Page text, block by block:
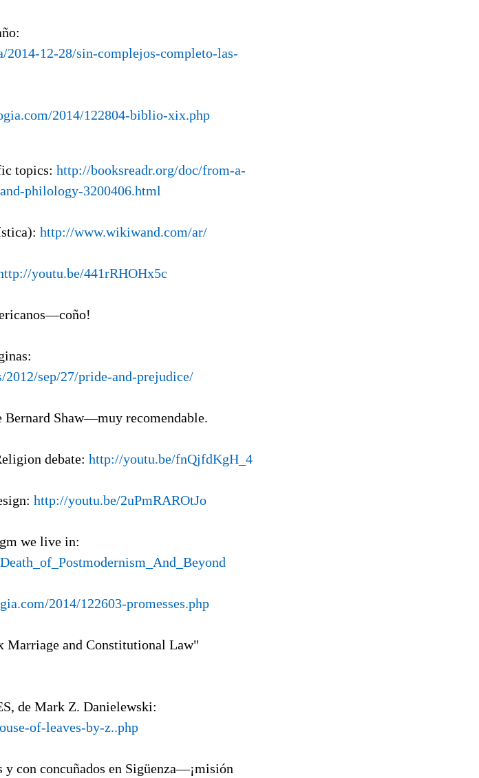
12-28/sin-complejos-completo-las-
2014/122804-biblio-xix.php
topics: http://booksreadr.org/doc/from-a-
philology-3200406.html
http://www.wikiwand.com/ar/
youtu.be/441rRHOHx5c
sep/27/pride-and-prejudice/
Bernard Shaw—muy recomendable.
debate: http://youtu.be/fnQjfdKgH_4
http://youtu.be/2uPmRAROtJo
we live in:
2014/122603-promesses.php
Marriage and Constitutional Law"
de Mark Z. Danielewski:
of-leaves-by-z..php
y con concuñados en Sigüenza—¡misión